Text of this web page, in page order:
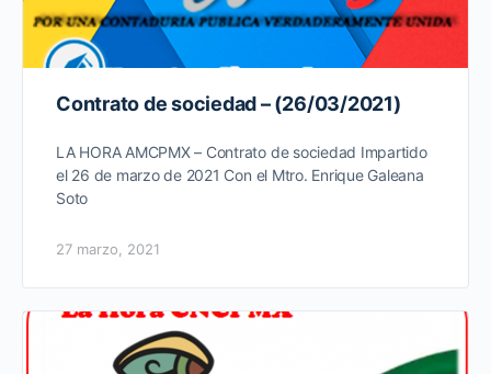
Contrato de sociedad – (26/03/2021)
LA HORA AMCPMX – Contrato de sociedad Impartido
el 26 de marzo de 2021 Con el Mtro. Enrique Galeana
Soto
27 marzo, 2021